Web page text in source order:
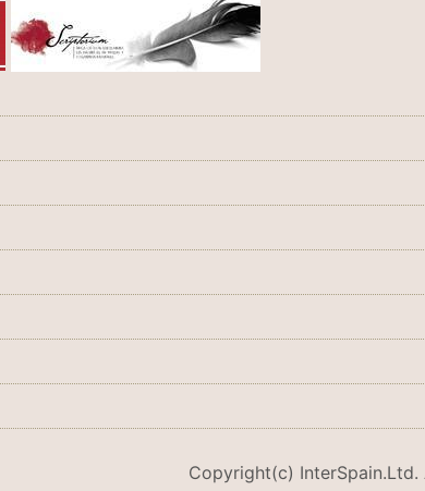
Copyright(c) InterSpain.Ltd.